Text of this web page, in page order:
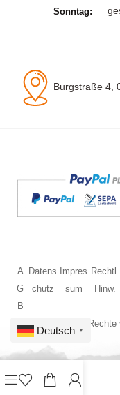
Sonntag:
Burgstraße 4,
© 2026 Alle
A
G
B
Datens
chutz
Impres
sum
Rechtl.
Hinw.
Deutsch ▼